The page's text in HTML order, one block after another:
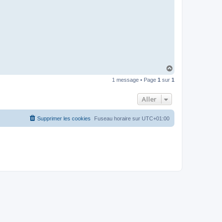
u
1 message • Page 1 sur 1
Aller
Fuseau horaire sur UTC+01:00
Supprimer les cookies